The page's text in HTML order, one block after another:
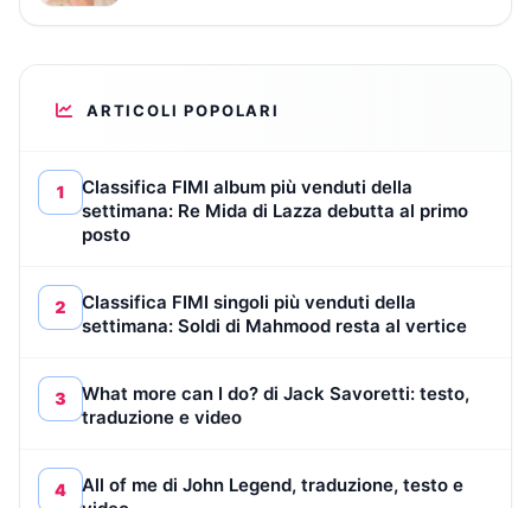
ARTICOLI POPOLARI
1
Classifica FIMI album più venduti della
settimana: Re Mida di Lazza debutta al primo
posto
2
Classifica FIMI singoli più venduti della
settimana: Soldi di Mahmood resta al vertice
3
What more can I do? di Jack Savoretti: testo,
traduzione e video
4
All of me di John Legend, traduzione, testo e